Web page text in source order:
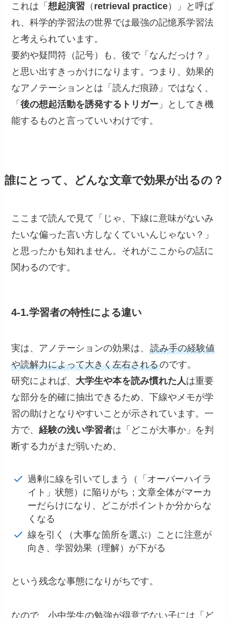
これは「想起演習 （ retrieval practice）」と呼ば
れ、科学的学習法の世界では最強の記憶系学習法
と考えられています。
要約や疑問符（記号）も、後で「なんだっけ？」
と思い出すきっかけになります。つまり、効果的
なアノテーションとは「読んだ痕跡」ではなく、
「後の想起活動を誘発するトリガー 」としてき機
能するものと言っていいわけです。
誰にとって、どんな文章で効果が出るの？
ここまで読んで見て「じゃ、下線に意味がないみ
たいな偏った言い方しなくていいんじゃない？」
と思ったかも知れません。それがここからの話に
関わるのです。
4-1.学習者の特性による違い
実は、アノテーションの効果は、読み手の経験値
や読解力によって大きく左右されるのです。
研究によれば、 大学生や本を読み慣れた人 は重要
な部分を的確に抽出できるため、下線やメモが学
習の助けとなりやすいことが示されています。一
方で、経験の浅い学習者は「どこが大事か」を判
断する力がまだ弱いため、
過剰に線を引いてしまう（「オーバーハイラ
イト」状態）に陥りがち；文章全体がマーカ
ーだらけになり、どこがポイントか分からな
くなる
線を引く（大事な箇所を選ぶ）ことに注意が
向き、学習効果（理解）が下がる
という残念な事態になりがちです。
なので、小中学生の勉強が得意でない子には「ど